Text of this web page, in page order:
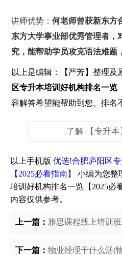
讲师优势：何老师曾获新东方
东方大学事业部优秀管理者，
究，能帮助学员攻克语法难题
以上是编辑：【严芳】整理及
区专升本培训好机构排名一览
容解答希望能帮助到您。排名
了解 【专升
以上手机版 优选!合肥庐阳区
【2025必看指南】
小编为您整
培训好机构排名一览【2025必
内容仅供参考。
上一篇： 雅思课程线上培训
下一篇： 物业经理干什么活(